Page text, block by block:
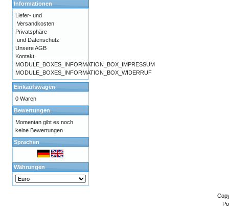
Informationen
Liefer- und
Versandkosten
Privatsphäre
und Datenschutz
Unsere AGB
Kontakt
MODULE_BOXES_INFORMATION_BOX_IMPRESSUM
MODULE_BOXES_INFORMATION_BOX_WIDERRUF
Einkaufswagen
0 Waren
Bewertungen
Momentan gibt es noch
keine Bewertungen
Sprachen
Währungen